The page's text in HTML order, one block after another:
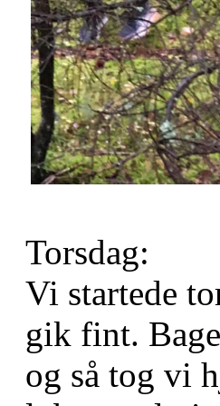
Torsdag:
Vi startede
gik fint.
og så tog vi